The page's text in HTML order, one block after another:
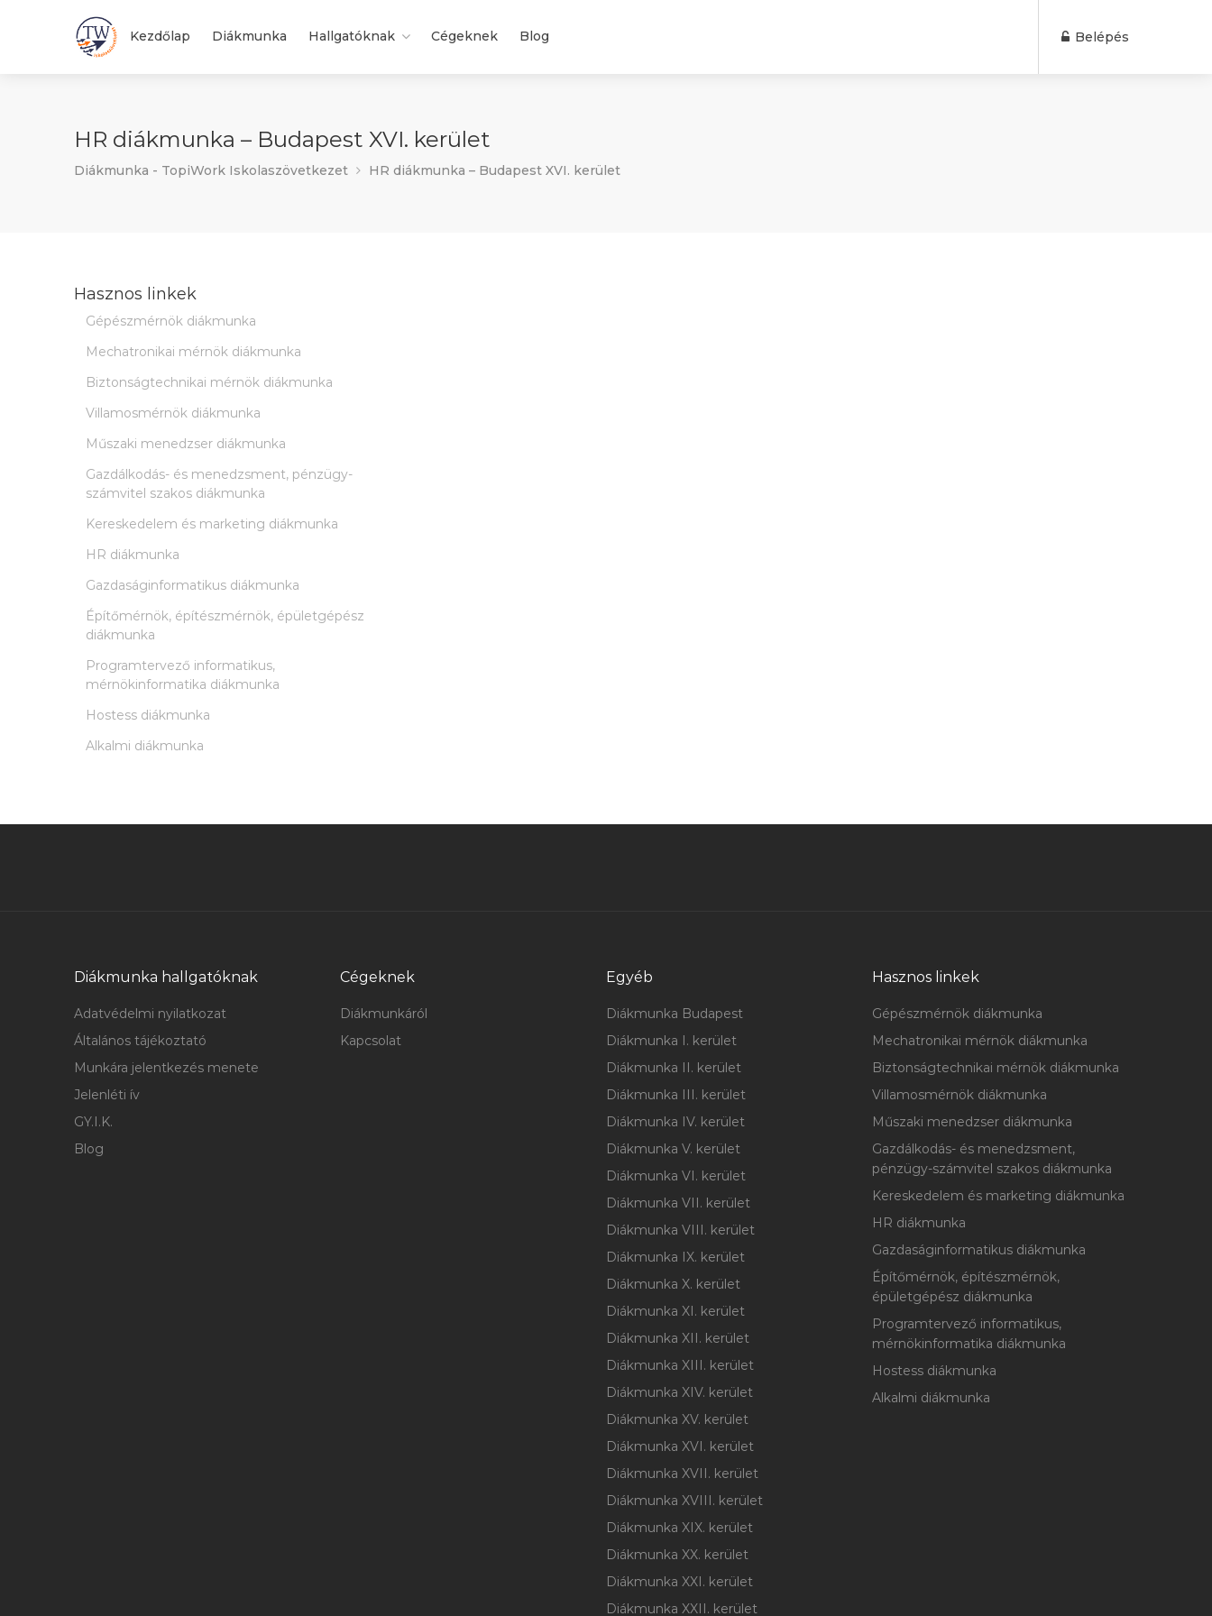
Kezdőlap Diákmunka Hallgatóknak Cégeknek Blog Belépés
HR diákmunka – Budapest XVI. kerület
Diákmunka - TopiWork Iskolaszövetkezet HR diákmunka – Budapest XVI. kerület
Hasznos linkek
Gépészmérnök diákmunka
Mechatronikai mérnök diákmunka
Biztonságtechnikai mérnök diákmunka
Villamosmérnök diákmunka
Műszaki menedzser diákmunka
Gazdálkodás- és menedzsment, pénzügy-
számvitel szakos diákmunka
Kereskedelem és marketing diákmunka
HR diákmunka
Gazdaságinformatikus diákmunka
Építőmérnök, építészmérnök, épületgépész
diákmunka
Programtervező informatikus,
mérnökinformatika diákmunka
Hostess diákmunka
Alkalmi diákmunka
Diákmunka hallgatóknak
Adatvédelmi nyilatkozat
Általános tájékoztató
Munkára jelentkezés menete
Jelenléti ív
GY.I.K.
Blog
Cégeknek
Diákmunkáról
Kapcsolat
Egyéb
Diákmunka Budapest
Diákmunka I. kerület
Diákmunka II. kerület
Diákmunka III. kerület
Diákmunka IV. kerület
Diákmunka V. kerület
Diákmunka VI. kerület
Diákmunka VII. kerület
Diákmunka VIII. kerület
Diákmunka IX. kerület
Diákmunka X. kerület
Diákmunka XI. kerület
Diákmunka XII. kerület
Diákmunka XIII. kerület
Diákmunka XIV. kerület
Diákmunka XV. kerület
Diákmunka XVI. kerület
Diákmunka XVII. kerület
Diákmunka XVIII. kerület
Diákmunka XIX. kerület
Diákmunka XX. kerület
Diákmunka XXI. kerület
Diákmunka XXII. kerület
Hasznos linkek
Gépészmérnök diákmunka
Mechatronikai mérnök diákmunka
Biztonságtechnikai mérnök diákmunka
Villamosmérnök diákmunka
Műszaki menedzser diákmunka
Gazdálkodás- és menedzsment,
pénzügy-számvitel szakos diákmunka
Kereskedelem és marketing diákmunka
HR diákmunka
Gazdaságinformatikus diákmunka
Építőmérnök, építészmérnök,
épületgépész diákmunka
Programtervező informatikus,
mérnökinformatika diákmunka
Hostess diákmunka
Alkalmi diákmunka